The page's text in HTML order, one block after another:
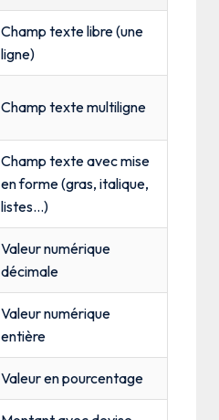
Champ texte libre (une
ligne)
Champ texte multiligne
Champ texte avec mise
en forme (gras, italique,
listes…)
Valeur numérique
décimale
Valeur numérique
entière
Valeur en pourcentage